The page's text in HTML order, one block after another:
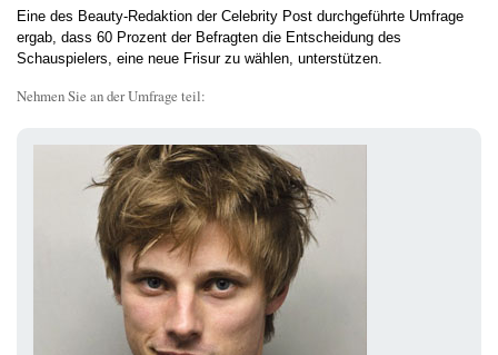
Eine des Beauty-Redaktion der Celebrity Post durchgeführte Umfrage
ergab, dass 60 Prozent der Befragten die Entscheidung des
Schauspielers, eine neue Frisur zu wählen, unterstützen.
Nehmen Sie an der Umfrage teil: